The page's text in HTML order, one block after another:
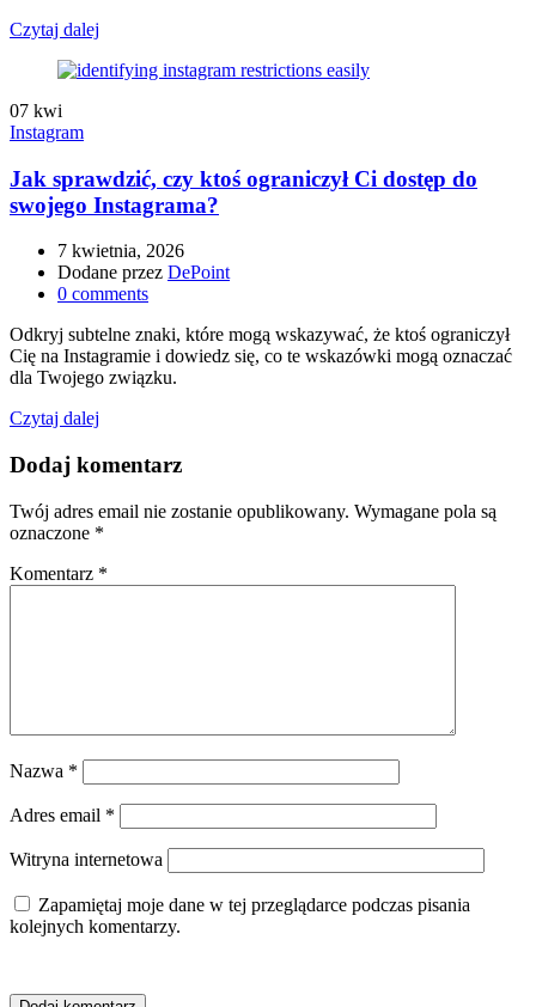
Czytaj dalej
07 kwi
Instagram
Jak sprawdzić, czy ktoś ograniczył Ci dostęp do
swojego Instagrama?
7 kwietnia, 2026
Dodane przez DePoint
0 comments
Odkryj subtelne znaki, które mogą wskazywać, że ktoś ograniczył
Cię na Instagramie i dowiedz się, co te wskazówki mogą oznaczać
dla Twojego związku.
Czytaj dalej
Dodaj komentarz
Twój adres email nie zostanie opublikowany. Wymagane pola są
oznaczone *
Komentarz *
Nazwa *
Adres email *
Witryna internetowa
Zapamiętaj moje dane w tej przeglądarce podczas pisania
kolejnych komentarzy.